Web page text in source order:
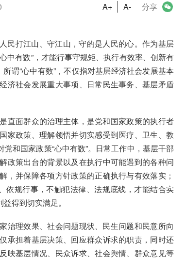
A+ A- 分享
民打江山、守江山，守的是人民的心。作为基层
心中有数”，才能行事守规矩、执行有效率、创新有
所谓“心中有数”，不仅指对基层经济社会发展基本
济社会发展重大事项、日常民生事务、基层矛盾
直面群众的治理主体，是党和国家政策的执行者
家政策、理解领悟并切实感受到医疗、卫生、教
和国家政策“心中有数”。日常工作中，基层干部
政策出台的背景以及在执行中可能遇到的各种问
并保障各项方针政策的正确执行与有效落实；
依规行事，不触犯法律、法规底线，才能结合实
得到切实满足。
治理效果、社会问题现状、民生问题和民意所向
承担着基层决策、回应群众诉求的职责，同时还
映基层情况、民众诉求、社会舆情、群众意见等